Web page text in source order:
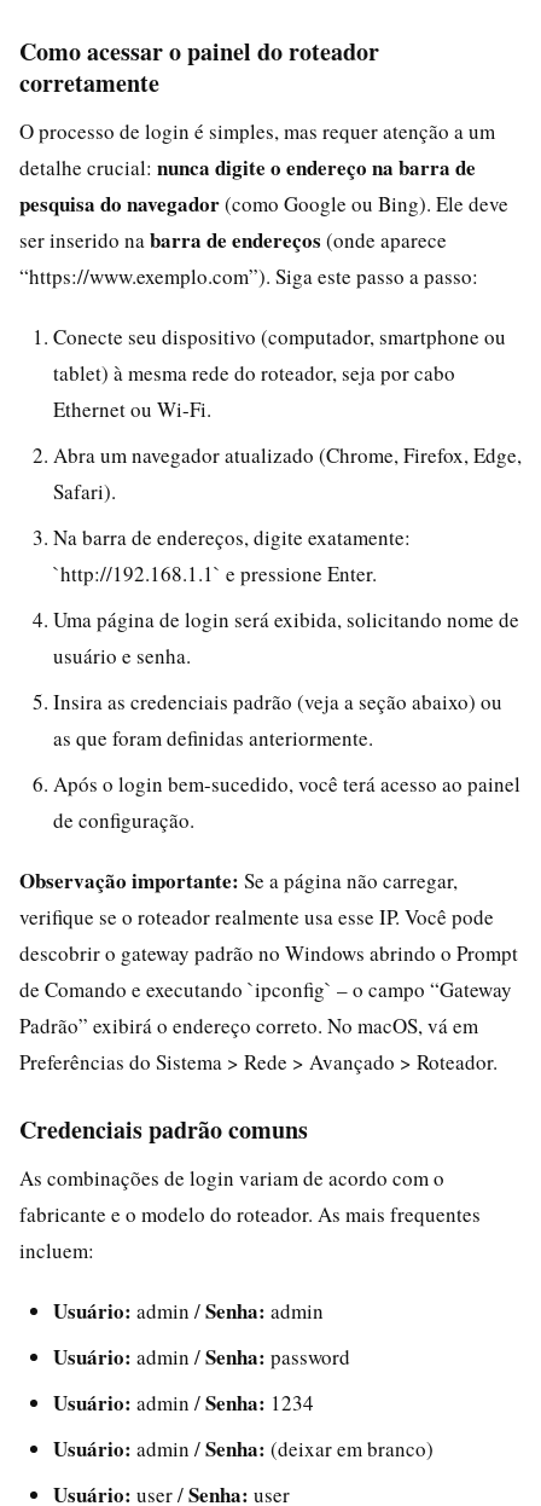
Como acessar o painel do roteador
corretamente
O processo de login é simples, mas requer atenção a um
detalhe crucial: nunca digite o endereço na barra de
pesquisa do navegador(como Google ou Bing). Ele deve
ser inserido na barra de endereços (onde aparece
“https://www.exemplo.com”). Siga este passo a passo:
Conecte seu dispositivo (computador, smartphone ou
tablet) à mesma rede do roteador, seja por cabo
Ethernet ou Wi-Fi.
Abra um navegador atualizado (Chrome, Firefox, Edge,
Safari).
Na barra de endereços, digite exatamente:
`http://192.168.1.1` e pressione Enter.
Uma página de login será exibida, solicitando nome de
usuário e senha.
Insira as credenciais padrão (veja a seção abaixo) ou
as que foram definidas anteriormente.
Após o login bem-sucedido, você terá acesso ao painel
de configuração.
Observação importante: Se a página não carregar,
verifique se o roteador realmente usa esse IP. Você pode
descobrir o gateway padrão no Windows abrindo o Prompt
de Comando e executando `ipconfig` – o campo “Gateway
Padrão” exibirá o endereço correto. No macOS, vá em
Preferências do Sistema > Rede > Avançado > Roteador.
Credenciais padrão comuns
As combinações de login variam de acordo com o
fabricante e o modelo do roteador. As mais frequentes
incluem:
Usuário: admin /Senha: admin
Usuário: admin /Senha: password
Usuário: admin /Senha: 1234
Usuário: admin /Senha: (deixar em branco)
Usuário: user /Senha: user